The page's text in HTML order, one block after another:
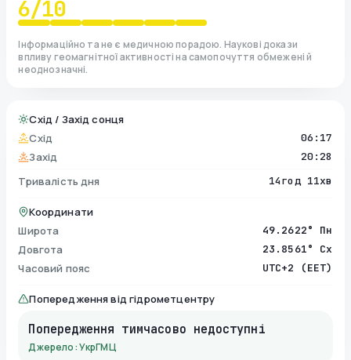
6/10
Інформаційно та не є медичною порадою. Наукові докази
впливу геомагнітної активності на самопочуття обмежені й
неоднозначні.
Схід / Захід сонця
Схід
06:17
Захід 20:28
Тривалість дня 14год 11хв
Координати
Широта
49.2622° Пн
Довгота 23.8561° Сх
Часовий пояс UTC+2 (EET)
Попередження від гідрометцентру
Попередження тимчасово недоступні
Джерело: УкрГМЦ